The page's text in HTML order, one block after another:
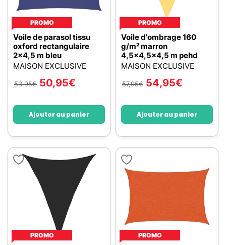
PROMO
Voile de parasol tissu
oxford rectangulaire
2x4,5 m bleu
MAISON EXCLUSIVE
53,95€ 50,95€
Ajouter au panier
PROMO
Voile d'ombrage 160
g/m² marron
4,5x4,5x4,5 m pehd
MAISON EXCLUSIVE
57,95€ 54,95€
Ajouter au panier
PROMO PROMO